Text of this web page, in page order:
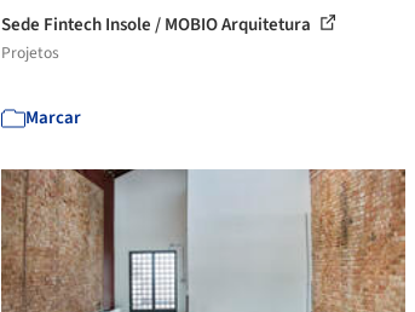
Sede Fintech Insole / MOBIO Arquitetura
Projetos
Marcar